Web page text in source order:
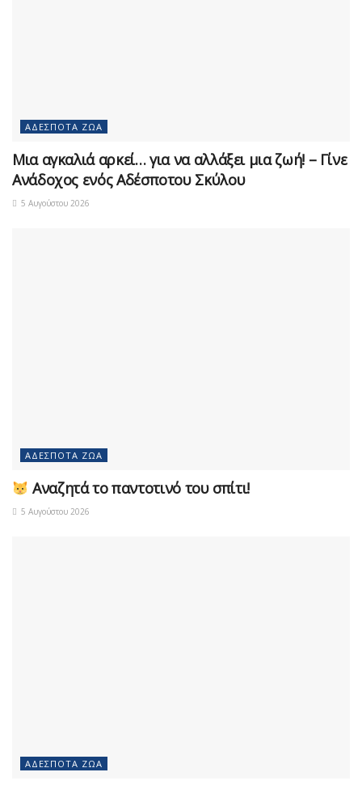
ΑΔΈΣΠΟΤΑ ΖΏΑ
Μια αγκαλιά αρκεί… για να αλλάξει μια ζωή! – Γίνε
Ανάδοχος ενός Αδέσποτου Σκύλου
5 Αυγούστου 2026
ΑΔΈΣΠΟΤΑ ΖΏΑ
Αναζητά το παντοτινό του σπίτι!
5 Αυγούστου 2026
ΑΔΈΣΠΟΤΑ ΖΏΑ